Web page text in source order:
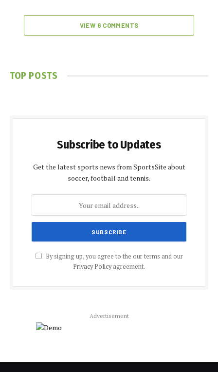
VIEW 6 COMMENTS
TOP POSTS
Subscribe to Updates
Get the latest sports news from SportsSite about
soccer, football and tennis.
By signing up, you agree to the our terms and our
Privacy Policyagreement.
Advertisement